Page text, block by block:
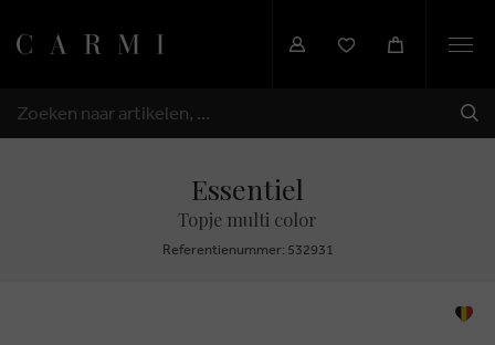
ZOEKEN
Essentiel
Topje multi color
Referentienummer: 532931